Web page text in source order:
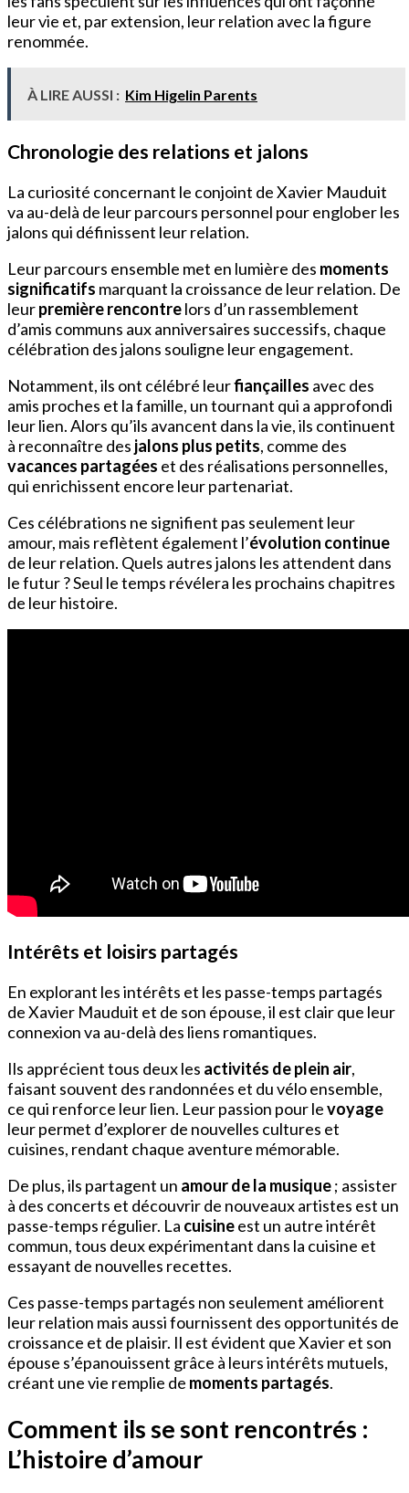
leur vie et, par extension, leur relation avec la figure
renommée.
À LIRE AUSSI : Kim Higelin Parents
Chronologie des relations et jalons
La curiosité concernant le conjoint de Xavier Mauduit
va au-delà de leur parcours personnel pour englober les
jalons qui définissent leur relation.
Leur parcours ensemble met en lumière des moments
significatifs marquant la croissance de leur relation. De
leurpremière rencontrelors d’un rassemblement
d’amis communs aux anniversaires successifs, chaque
célébration des jalons souligne leur engagement.
Notamment, ils ont célébré leurfiançailles avec des
amis proches et la famille, un tournant qui a approfondi
leur lien. Alors qu’ils avancent dans la vie, ils continuent
à reconnaître des jalons plus petits, comme des
vacances partagées et des réalisations personnelles,
qui enrichissent encore leur partenariat.
Ces célébrations ne signifient pas seulement leur
amour, mais reflètent également l’évolution continue
de leur relation. Quels autres jalons les attendent dans
le futur ? Seul le temps révélera les prochains chapitres
de leur histoire.
Intérêts et loisirs partagés
En explorant les intérêts et les passe-temps partagés
de Xavier Mauduit et de son épouse, il est clair que leur
connexion va au-delà des liens romantiques.
Ils apprécient tous deux les activités de plein air,
faisant souvent des randonnées et du vélo ensemble,
ce qui renforce leur lien. Leur passion pour levoyage
leur permet d’explorer de nouvelles cultures et
cuisines, rendant chaque aventure mémorable.
De plus, ils partagent un amour de la musique; assister
à des concerts et découvrir de nouveaux artistes est un
passe-temps régulier. La cuisineest un autre intérêt
commun, tous deux expérimentant dans la cuisine et
essayant de nouvelles recettes.
Ces passe-temps partagés non seulement améliorent
leur relation mais aussi fournissent des opportunités de
croissance et de plaisir. Il est évident que Xavier et son
épouse s’épanouissent grâce à leurs intérêts mutuels,
créant une vie remplie de moments partagés.
Comment ils se sont rencontrés :
L’histoire d’amour